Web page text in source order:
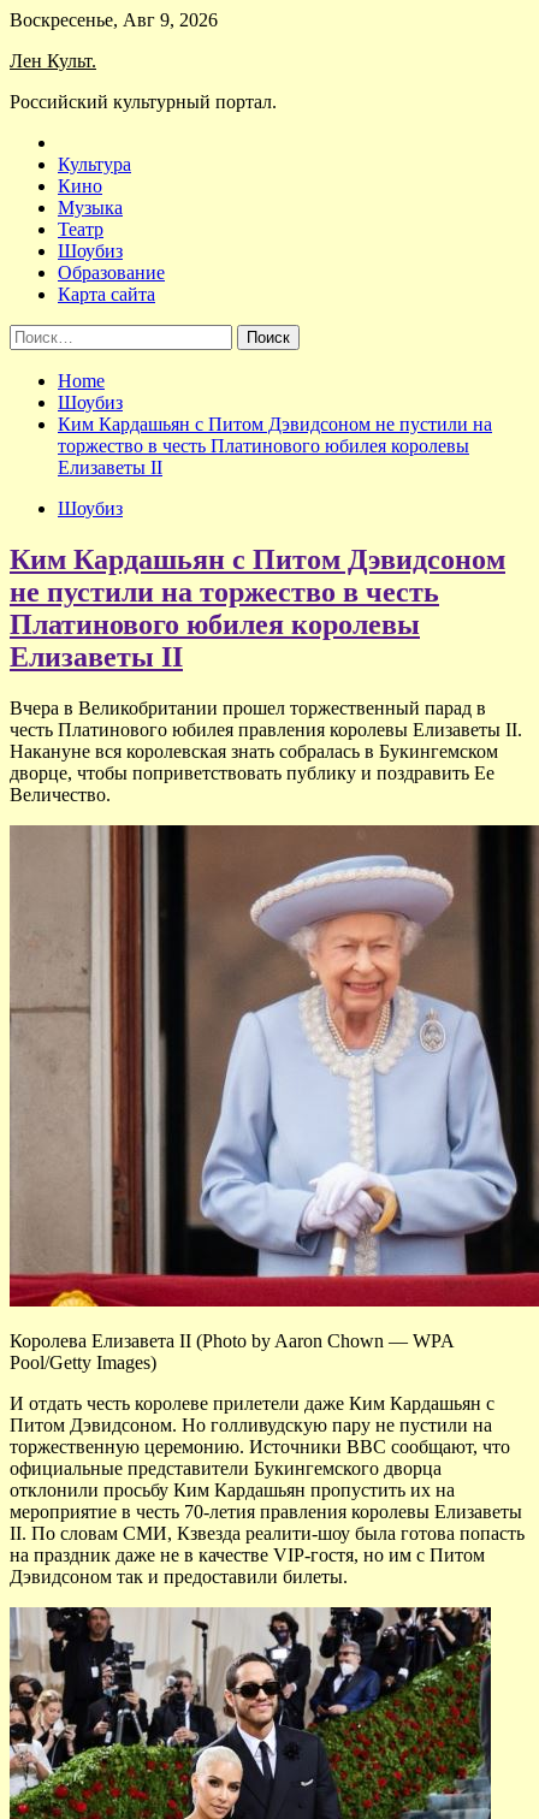
Skip
content
Воскресенье, Авг 9, 2026
Лен Культ.
Российский культурный портал.
Культура
Кино
Музыка
Театр
Шоубиз
Образование
Карта сайта
Найти:
Home
Шоубиз
Ким Кардашьян с Питом Дэвидсоном не пустили на
торжество в честь Платинового юбилея королевы
Елизаветы II
Шоубиз
Ким Кардашьян с Питом Дэвидсоном
не пустили на торжество в честь
Платинового юбилея королевы
Елизаветы II
Вчера в Великобритании прошел торжественный парад в
честь Платинового юбилея правления королевы Елизаветы II.
Накануне вся королевская знать собралась в Букингемском
дворце, чтобы поприветствовать публику и поздравить Ее
Величество.
Королева Елизавета II (Photo by Aaron Chown — WPA
Pool/Getty Images)
И отдать честь королеве прилетели даже Ким Кардашьян с
Питом Дэвидсоном. Но голливудскую пару не пустили на
торжественную церемонию. Источники BBC сообщают, что
официальные представители Букингемского дворца
отклонили просьбу Ким Кардашьян пропустить их на
мероприятие в честь 70-летия правления королевы Елизаветы
II. По словам СМИ, Кзвезда реалити-шоу была готова попасть
на праздник даже не в качестве VIP-гостя, но им с Питом
Дэвидсоном так и предоставили билеты.